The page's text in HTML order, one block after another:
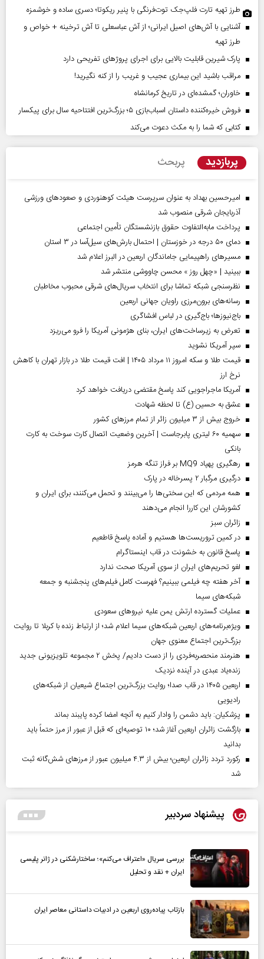
طرز تهیه تارت فلپ‌جک توت‌فرنگی با پنیر ریکوتا؛ دسری ساده و خوشمزه
آشنایی با آش‌های اصیل ایرانی؛ از آش عباسعلی تا آش ترخینه + خواص و
طرز تهیه
پارک شیرین قابلیت‌ بالایی برای اجرای پروژهای تفریحی دارد
مراقب باشید این بیماری عجیب و غریب را از کنه نگیرید!
خاوران؛ گمشده‌ای در تاریخ کرمانشاه
فروش خیره‌کننده داستان اسباب‌بازی ۵؛ بزرگ‌ترین افتتاحیه سال برای پیکسار
کتابی که شما را به مکث دعوت می‌کند
پربازدید پربحث
امیرحسین بهداد به عنوان سرپرست هیئت کوهنوردی و صعودهای ورزشی
آذربایجان شرقی منصوب شد
پرداخت مابه‌التفاوت حقوق بازنشستگان تأمین اجتماعی
دمای ۵۰ درجه در خوزستان | احتمال بارش‌های سیل‌آسا در ۳ استان
مسیر‌های راهپیمایی جاماندگان اربعین در البرز اعلام شد
ببینید | «چهل روز » محسن چاووشی منتشر شد
نظرسنجی شبکه تماشا برای انتخاب سریال‌های شرقی محبوب مخاطبان
رسانه‌های برون‌مرزی راویان جهانی اربعین
باج‌نیوزها؛ باج‌گیری در لباس افشاگری
تعرض به زیرساخت‌های ایران، بنای هژمونی آمریکا را فرو می‌ریزد
سپر آمریکا نشوید
قیمت طلا و سکه امروز ۱۱ مرداد ۱۴۰۵ | افت قیمت طلا در بازار تهران با کاهش
نرخ ارز
آمریکا ماجراجویی کند پاسخ مقتضی دریافت خواهد کرد
عشق به حسین (ع) تا لحظه شهادت
خروج بیش از ۳ میلیون زائر از تمام مرز‌های کشور
سهمیه ۶۰ لیتری پابرجاست | آخرین وضعیت اتصال کارت سوخت به کارت
بانکی
رهگیری پهپاد MQ9 بر فراز تنگه هرمز
درگیری مرگبار ۲ پسرخاله در پارک
همه مردمی که این سختی‌ها را می‌بینند و تحمل می‌کنند، برای ایران و
کشورشان این کاررا انجام می‌دهند
‌زائران سبز
در کمین تروریست‌ها هستیم و آماده پاسخ قاطعیم
پاسخ قانون به خشونت در قاب اینستاگرام
لغو تحریم‌های ایران از سوی آمریکا صحت ندارد
آخر هفته چه فیلمی ببینیم؟ فهرست کامل فیلم‌های پنجشنبه و جمعه
شبکه‌های سیما
عملیات گسترده ارتش یمن علیه نیروهای سعودی
ویژه‌برنامه‌های اربعین شبکه‌های سیما اعلام شد؛ از ارتباط زنده با کربلا تا روایت
بزرگ‌ترین اجتماع معنوی جهان
هنرمند منحصر‌به‌فردی را از دست دادیم/ پخش ۲ مجموعه تلویزیونی جدید
زنده‌یاد عبدی در آینده نزدیک
اربعین ۱۴۰۵ در قاب صدا؛ روایت بزرگ‌ترین اجتماع شیعیان از شبکه‌های
رادیویی
پزشکیان: باید دشمن را وادار کنیم به آنچه امضا کرده پایبند بماند
بازگشت زائران اربعین آغاز شد؛ ۱۰ توصیه‌ای که قبل از عبور از مرز حتماً باید
بدانید
رکورد تردد زائران اربعین؛ بیش از ۴.۳ میلیون عبور از مرزهای شش‌گانه ثبت
شد
پیشنهاد سردبیر
بررسی سریال «اعتراف می‌کنم»؛ ساختارشکنی در ژانر پلیسی
ایران + نقد و تحلیل
بازتاب پیاده‌روی اربعین در ادبیات داستانی معاصر ایران